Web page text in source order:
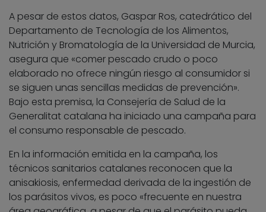
A pesar de estos datos, Gaspar Ros, catedrático del
Departamento de Tecnología de los Alimentos,
Nutrición y Bromatología de la Universidad de Murcia,
asegura que «comer pescado crudo o poco
elaborado no ofrece ningún riesgo al consumidor si
se siguen unas sencillas medidas de prevención».
Bajo esta premisa, la Consejería de Salud de la
Generalitat catalana ha iniciado una campaña para
el consumo responsable de pescado.
En la información emitida en la campaña, los
técnicos sanitarios catalanes reconocen que la
anisakiosis, enfermedad derivada de la ingestión de
los parásitos vivos, es poco «frecuente en nuestra